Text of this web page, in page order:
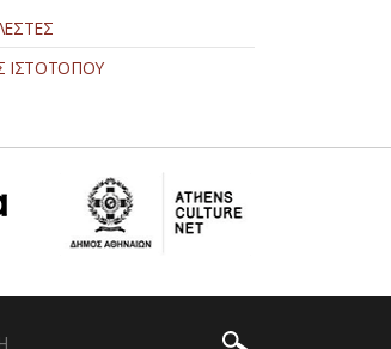
ΙΣΤΟΤΟΠΟΥ